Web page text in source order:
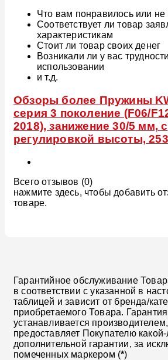
Что вам понравилось или не
Соответствует ли товар
характеристикам
Стоит ли товар своих денег
Возникали ли у вас
использовании
и т.д.
Обзоры более Пружины
серия 3 поколение (F06/
2018), занижение 30/5 мм, с
регулировкой высоты,
Всего отзывов (0)
нажмите здесь, чтобы добавить
товаре.
Гарантийное обслуживание
в соответствии с указанной в
таблицей и зависит от бренда/
приобретаемого Товара.
устанавливается
предоставляет Покупателю
дополнительной гарантии, за
помеченных маркером (*)